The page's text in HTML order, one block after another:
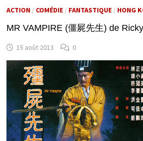
ACTION/ COMÉDIE/ FANTASTIQUE/ HONG
MR VAMPIRE (僵屍先生) de
15 août 2013 0